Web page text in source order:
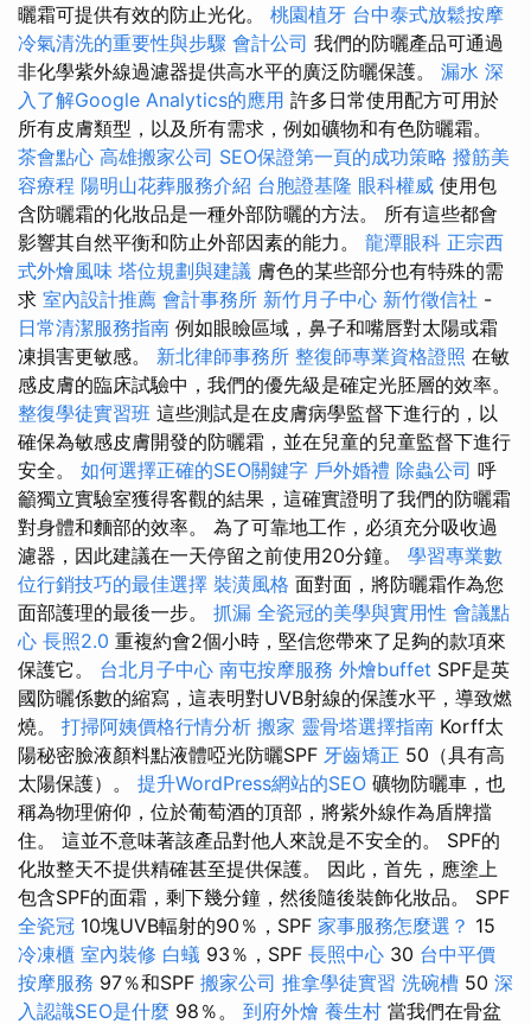
曬霜可提供有效的防止光化。 桃園植牙 台中泰式放鬆按摩
冷氣清洗的重要性與步驟 會計公司 我們的防曬產品可通過
非化學紫外線過濾器提供高水平的廣泛防曬保護。 漏水 深
入了解Google Analytics的應用 許多日常使用配方可用於
所有皮膚類型，以及所有需求，例如礦物和有色防曬霜。
茶會點心 高雄搬家公司 SEO保證第一頁的成功策略 撥筋美
容療程 陽明山花葬服務介紹 台胞證基隆 眼科權威 使用包
含防曬霜的化妝品是一種外部防曬的方法。 所有這些都會
影響其自然平衡和防止外部因素的能力。 龍潭眼科 正宗西
式外燴風味 塔位規劃與建議 膚色的某些部分也有特殊的需
求 室內設計推薦 會計事務所 新竹月子中心 新竹徵信社 -
日常清潔服務指南 例如眼瞼區域，鼻子和嘴唇對太陽或霜
凍損害更敏感。 新北律師事務所 整復師專業資格證照 在敏
感皮膚的臨床試驗中，我們的優先級是確定光胚層的效率。
整復學徒實習班 這些測試是在皮膚病學監督下進行的，以
確保為敏感皮膚開發的防曬霜，並在兒童的兒童監督下進行
安全。 如何選擇正確的SEO關鍵字 戶外婚禮 除蟲公司 呼
籲獨立實驗室獲得客觀的結果，這確實證明了我們的防曬霜
對身體和麵部的效率。 為了可靠地工作，必須充分吸收過
濾器，因此建議在一天停留之前使用20分鐘。 學習專業數
位行銷技巧的最佳選擇 裝潢風格 面對面，將防曬霜作為您
面部護理的最後一步。 抓漏 全瓷冠的美學與實用性 會議點
心 長照2.0 重複約會2個小時，堅信您帶來了足夠的款項來
保護它。 台北月子中心 南屯按摩服務 外燴buffet SPF是英
國防曬係數的縮寫，這表明對UVB射線的保護水平，導致燃
燒。 打掃阿姨價格行情分析 搬家 靈骨塔選擇指南 Korff太
陽秘密臉液顏料點液體啞光防曬SPF 牙齒矯正 50（具有高
太陽保護）。 提升WordPress網站的SEO 礦物防曬車，也
稱為物理俯仰，位於葡萄酒的頂部，將紫外線作為盾牌擋
住。 這並不意味著該產品對他人來說是不安全的。 SPF的
化妝整天不提供精確甚至提供保護。 因此，首先，應塗上
包含SPF的面霜，剩下幾分鐘，然後隨後裝飾化妝品。 SPF
全瓷冠 10塊UVB輻射的90％，SPF 家事服務怎麼選？ 15
冷凍櫃 室內裝修 白蟻 93％，SPF 長照中心 30 台中平價
按摩服務 97％和SPF 搬家公司 推拿學徒實習 洗碗槽 50 深
入認識SEO是什麼 98％。 到府外燴 養生村 當我們在骨盆